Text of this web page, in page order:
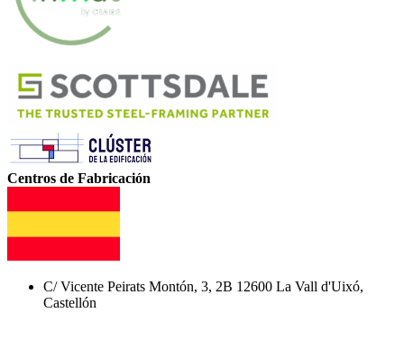
Centros de Fabricación
C/ Vicente Peirats Montón, 3, 2B 12600 La Vall d'Uixó,
Castellón